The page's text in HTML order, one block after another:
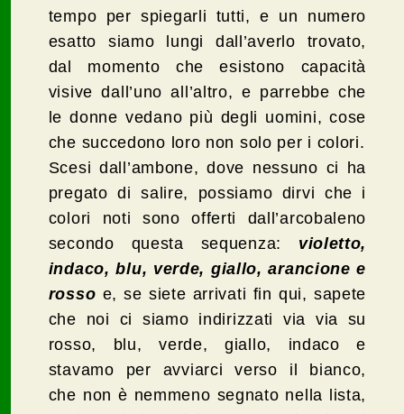
tempo per spiegarli tutti, e un numero
esatto siamo lungi dall’averlo trovato,
dal momento che esistono capacità
visive dall’uno all’altro, e parrebbe che
le donne vedano più degli uomini, cose
che succedono loro non solo per i colori.
Scesi dall’ambone, dove nessuno ci ha
pregato di salire, possiamo dirvi che i
colori noti sono offerti dall’arcobaleno
secondo questa sequenza: violetto,
indaco, blu, verde, giallo, arancione e
rosso e, se siete arrivati fin qui, sapete
che noi ci siamo indirizzati via via su
rosso, blu, verde, giallo, indaco e
stavamo per avviarci verso il bianco,
che non è nemmeno segnato nella lista,